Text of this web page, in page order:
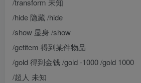
/transform 未知
/hide 隐藏 /hide
/show 显身 /show
/getitem 得到某件物品
/gold 得到金钱 /gold -1000 /gold 1000
/超人 未知